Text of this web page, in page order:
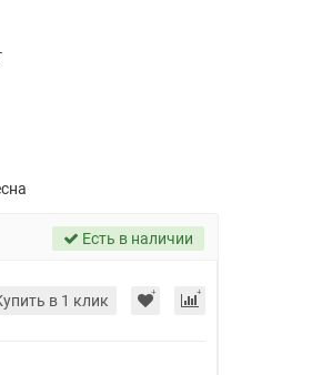
Есть в наличии
в 1 клик